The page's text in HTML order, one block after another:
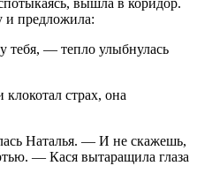
и предложила:
тебя, — тепло улыбнулась
страх, она
Наталья. — И не скажешь,
— Кася вытаращила глаза